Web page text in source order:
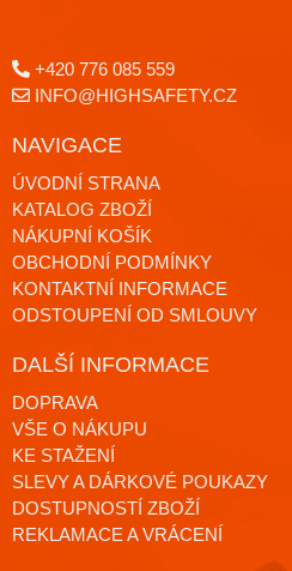
+420 776 085 559
INFO@HIGHSAFETY.CZ
NAVIGACE
ÚVODNÍ STRANA
KATALOG ZBOŽÍ
NÁKUPNÍ KOŠÍK
OBCHODNÍ PODMÍNKY
KONTAKTNÍ INFORMACE
ODSTOUPENÍ OD SMLOUVY
DALŠÍ INFORMACE
DOPRAVA
VŠE O NÁKUPU
KE STAŽENÍ
SLEVY A DÁRKOVÉ POUKAZY
DOSTUPNOSTÍ ZBOŽÍ
REKLAMACE A VRÁCENÍ